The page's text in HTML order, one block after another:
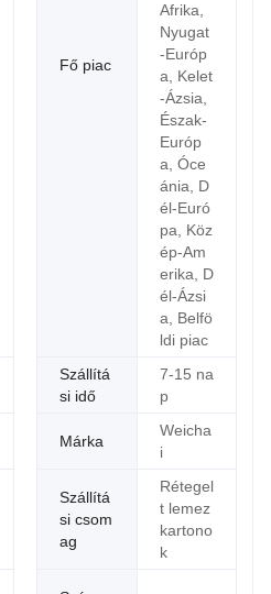
Fő piac
Afrika,
Nyugat
-Európ
a, Kelet
-Ázsia,
Észak-
Európ
a, Óce
ánia, D
él-Euró
pa, Köz
ép-Am
erika, D
él-Ázsi
a, Belfö
ldi piac
Szállítá
si idő
7-15 na
p
Márka
Weicha
i
Szállítá
si csom
ag
Rétegel
t lemez
kartono
k